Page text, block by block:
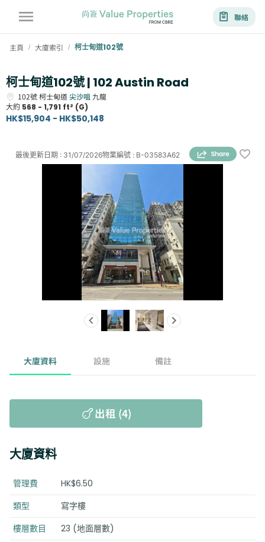
聯絡
主頁 / 大廈索引 / 柯士甸道102號
柯士甸道102號 | 102 Austin Road
102號柯士甸道尖沙咀 九龍
大約 568 - 1,791 ft² (G)
HK$15,904 - HK$50,148
物業編號 : B-03583A62
最後更新日期 : 31/07/2026
大廈資料 設施 備註
出租 (4)
大廈資料
管理費
HK$6.50
類型
寫字樓
樓層數目
23 (地面層數)